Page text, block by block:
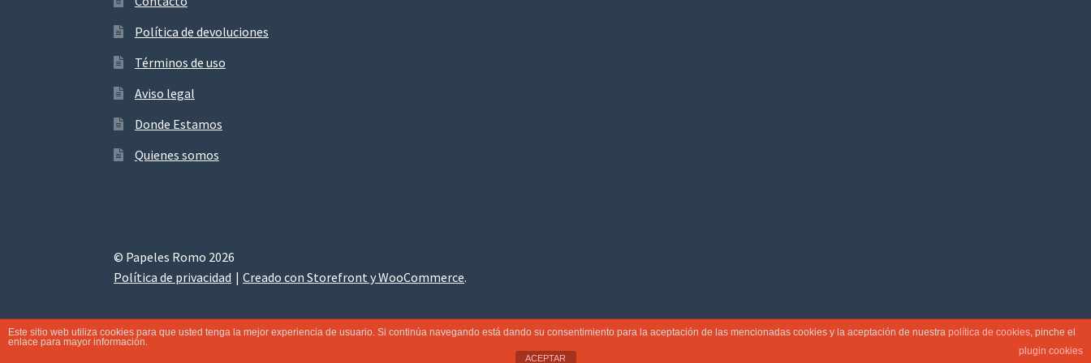
Política de devoluciones
Términos de uso
Aviso legal
Donde Estamos
Quienes somos
© Papeles Romo 2026
Política de privacidad
Creado con Storefront y WooCommerce.
Este sitio web utiliza cookies para que usted tenga la mejor experiencia de usuario. Si continúa navegando está dando su consentimiento para la aceptación de las mencionadas cookies y la aceptación de nuestra política de cookies, pinche el
enlace para mayor información.
plugin cookies
ACEPTAR